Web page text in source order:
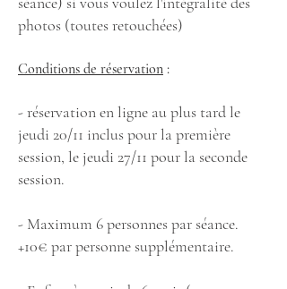
photos (toutes retouchées)
Conditions de réservation :
​- réservation en ligne au plus tard le
jeudi 20/11 inclus pour la première
session, le jeudi 27/11 pour la seconde
session.
- Maximum 6 personnes par séance.
+10€ par personne supplémentaire.